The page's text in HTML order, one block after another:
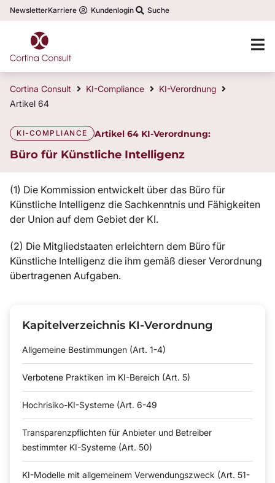
NewsletterKarriere Kundenlogin Suche
Cortina Consult KI-Compliance
KI-Verordnung
Artikel 64
KI-COMPLIANCE Artikel 64 KI-Verordnung:
Büro für Künstliche Intelligenz
(1) Die Kommission entwickelt über das Büro für
Künstliche Intelligenz die Sachkenntnis und Fähigkeiten
der Union auf dem Gebiet der KI.
(2) Die Mitgliedstaaten erleichtern dem Büro für
Künstliche Intelligenz die ihm gemäß dieser Verordnung
übertragenen Aufgaben.
Kapitelverzeichnis KI-Verordnung
Allgemeine Bestimmungen (Art. 1-4)
Verbotene Praktiken im KI-Bereich (Art. 5)
Hochrisiko-KI-Systeme (Art. 6-49
Transparenzpflichten für Anbieter und Betreiber
bestimmter KI-Systeme (Art. 50)
KI-Modelle mit allgemeinem Verwendungszweck (Art. 51-